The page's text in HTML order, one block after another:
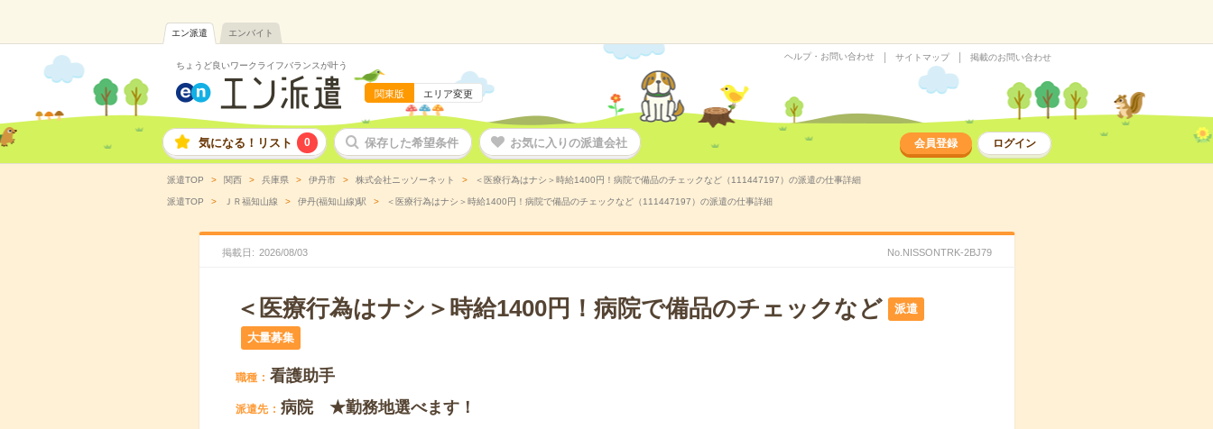
エン派遣 エンバイト
ちょうど良いワークライフバランスが叶う
関東版 エリア変更
ヘルプ・お問い合わせ サイトマップ 掲載のお問い合わせ
気になる！リスト 0 保存した希望条件 お気に入りの派遣会社 会員登録 ログイン
派遣TOP 関西 兵庫県 伊丹市 株式会社ニッソーネット ＜医療行為はナシ＞時給1400円！病院で備品のチェックなど（111447197）の派遣の仕事詳細
派遣TOP ＪＲ福知山線 伊丹(福知山線)駅 ＜医療行為はナシ＞時給1400円！病院で備品のチェックなど（111447197）の派遣の仕事詳細
掲載日 2026/08/03 No.NISSONTRK-2BJ79
＜医療行為はナシ＞時給1400円！病院で備品のチェックなど 派遣
大量募集
職種 看護助手
派遣先 病院 ★勤務地選べます！